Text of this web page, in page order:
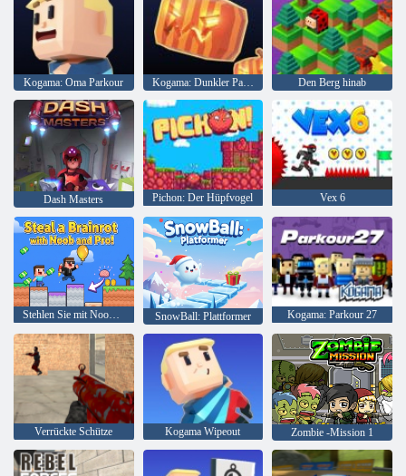
Kogama: Oma Parkour Kogama: Dunkler Parkour Den Berg hinab
Dash Masters Pichon: Der Hüpfvogel Vex 6
Stehlen Sie mit Noob und Pro einen Brainrot! SnowBall: Plattformer Kogama: Parkour 27
Verrückte Schütze Kogama Wipeout Zombie -Mission 1